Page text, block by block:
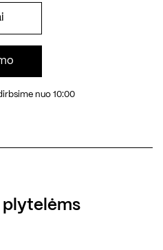
nuo 10:00
plytelėms